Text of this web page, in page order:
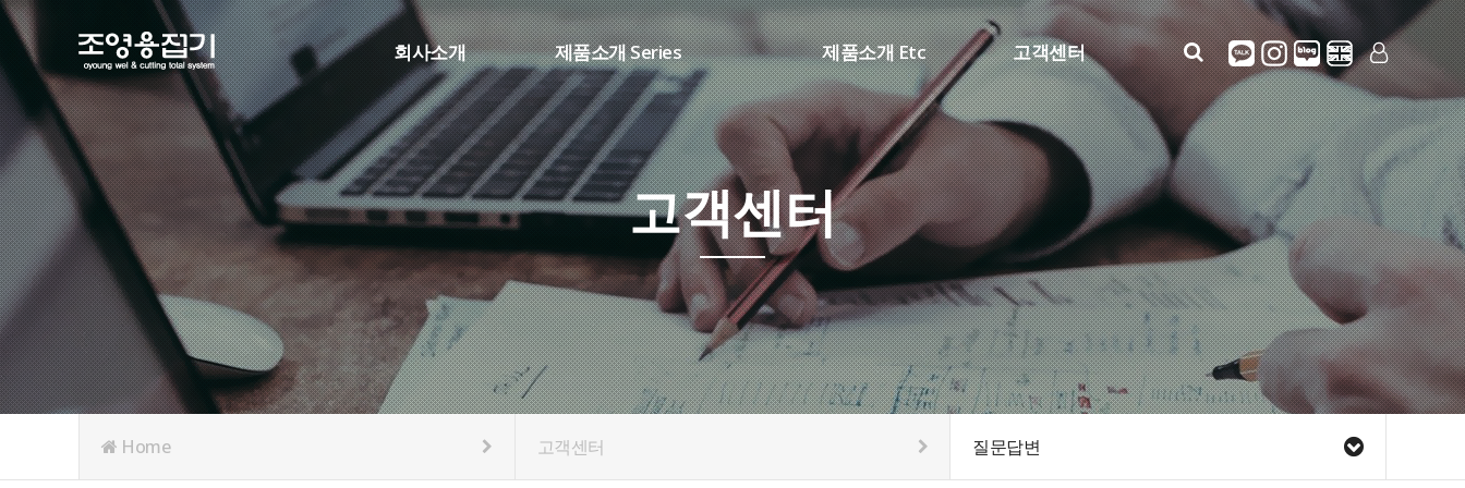
LOG IN
SIGN UP
회사소개
인사말
연혁
조직도
인증현황
오시는길
제품소개 Series
SHARP시리즈(DC ARC)
WD 시리즈(TIG용접기)
DB 시리즈(AC/DC용접기)
CM 시리즈(IN CO2용접기)
K1 시리즈(SCR CO2용접기)
HT 시리즈(PLASMA절단기)
제품소개 Etc
용접부품
소모품
고객센터
공지사항
자주묻는질문
질문답변
정보안내(사용설명)
견적문의
고객센터
Home 고객센터 질문답변